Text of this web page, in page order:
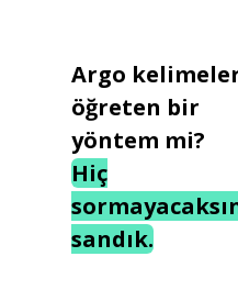
Argo
öğreten bir
yöntem mi?
Hiç
sandık.